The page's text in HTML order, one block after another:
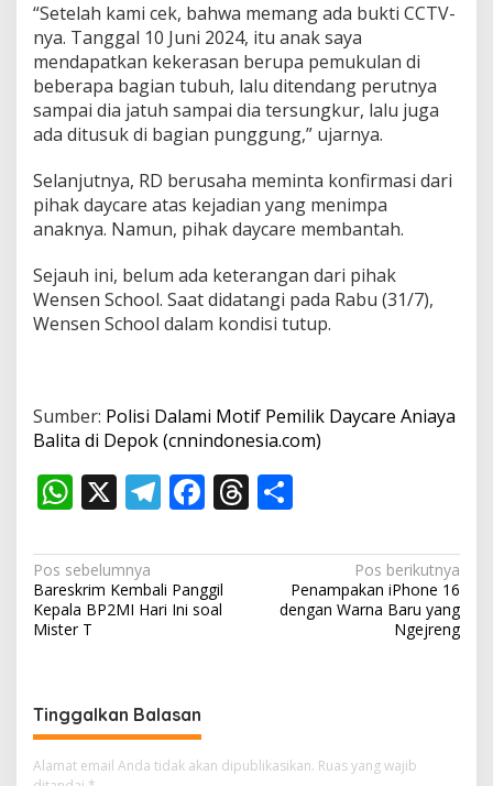
“Setelah kami cek, bahwa memang ada bukti CCTV-
nya. Tanggal 10 Juni 2024, itu anak saya
mendapatkan kekerasan berupa pemukulan di
beberapa bagian tubuh, lalu ditendang perutnya
sampai dia jatuh sampai dia tersungkur, lalu juga
ada ditusuk di bagian punggung,” ujarnya.
Selanjutnya, RD berusaha meminta konfirmasi dari
pihak daycare atas kejadian yang menimpa
anaknya. Namun, pihak daycare membantah.
Sejauh ini, belum ada keterangan dari pihak
Wensen School. Saat didatangi pada Rabu (31/7),
Wensen School dalam kondisi tutup.
Sumber: Polisi Dalami Motif Pemilik Daycare Aniaya
Balita di Depok (cnnindonesia.com)
W
at
s
A
p
X T
e
gr
F
e
b
T
re ar
e
N
a
v
g
a
s
Pos sebelumnya
Bareskrim Kembali Panggil
Kepala BP2MI Hari Ini soal
Mister T
Pos berikutnya
Penampakan iPhone 16
dengan Warna Baru yang
Ngejreng
Tinggalkan Balasan
Alamat email Anda tidak akan dipublikasikan. Ruas yang wajib